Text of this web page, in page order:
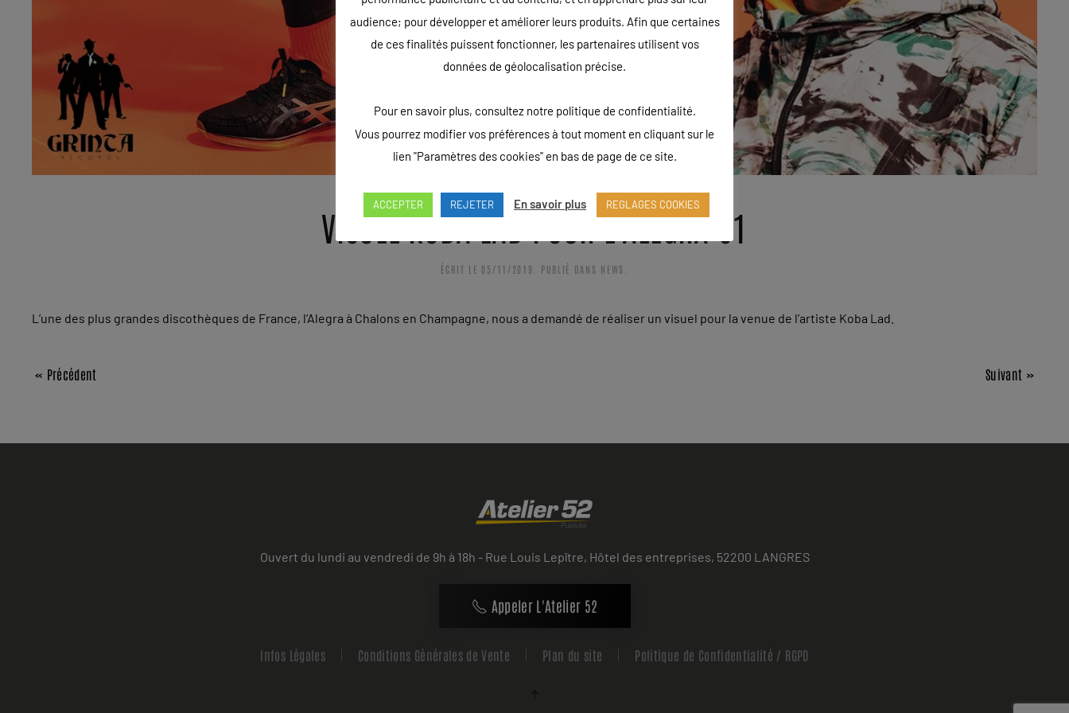
VISUEL KOBA LAD POUR L’ALEGRA 51
ÉCRIT LE 05/11/2019 . PUBLIÉ DANS NEWS
L’une des plus grandes discothèques de France, l’Alegra à Chalons en Champagne, nous a demandé de réaliser un visuel pour la venue de l’artiste Koba Lad.
« Précédent Suivant »
Ouvert du lundi au vendredi de 9h à 18h - Rue Louis Lepître, Hôtel des entreprises, 52200 LANGRES
Appeler L'Atelier 52
Infos Légales Conditions Générales de Vente Plan du site Politique de Confidentialité / RGPD
audience; pour développer et améliorer leurs produits. Afin que certaines
de ces finalités puissent fonctionner, les partenaires utilisent vos
données de géolocalisation précise.
Pour en savoir plus, consultez notre politique de confidentialité.
Vous pourrez modifier vos préférences à tout moment en cliquant sur le
lien "Paramètres des cookies" en bas de page de ce site.
ACCEPTER REJETER En savoir plus REGLAGES COOKIES